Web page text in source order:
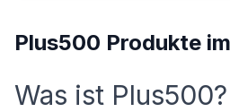
Plus500 Produkte
Was ist